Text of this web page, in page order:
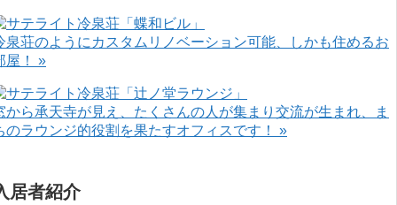
泉荘のようにカスタムリノベーション可能、しかも住めるお
屋！ »
から承天寺が見え、たくさんの人が集まり交流が生まれ、ま
のラウンジ的役割を果たすオフィスです！ »
居者紹介